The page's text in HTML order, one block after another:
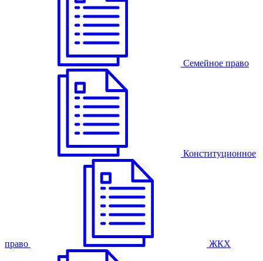
Семейное право
Конституционное
право ЖКХ